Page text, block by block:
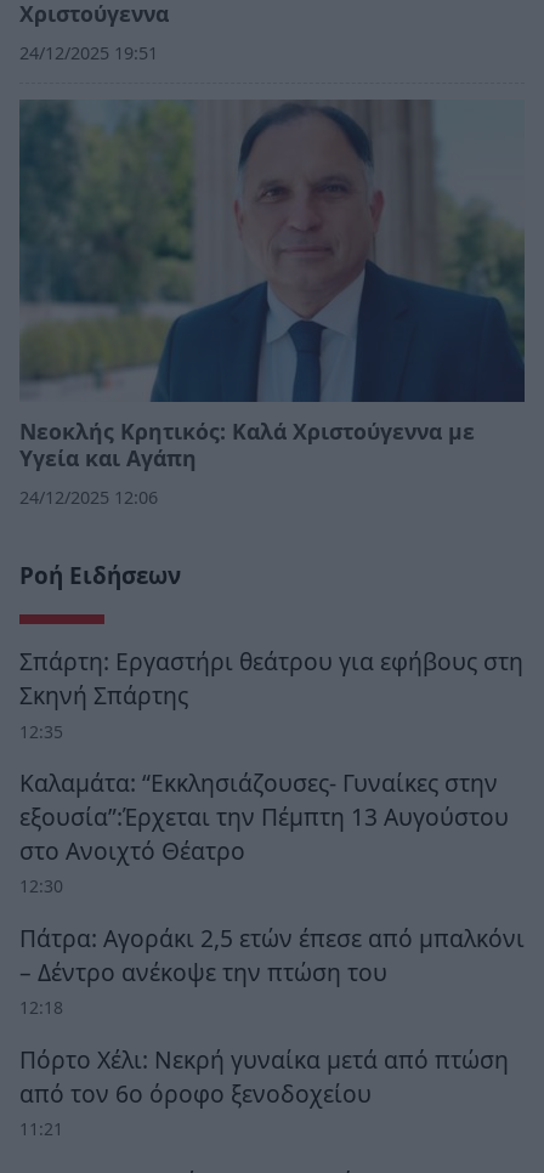
Χριστούγεννα
24/12/2025 19:51
Νεοκλής Κρητικός: Καλά Χριστούγεννα με
Υγεία και Αγάπη
24/12/2025 12:06
Ροή Ειδήσεων
Σπάρτη: Εργαστήρι θεάτρου για εφήβους στη
Σκηνή Σπάρτης
12:35
Καλαμάτα: “Εκκλησιάζουσες- Γυναίκες στην
εξουσία”:Έρχεται την Πέμπτη 13 Αυγούστου
στο Ανοιχτό Θέατρο
12:30
Πάτρα: Αγοράκι 2,5 ετών έπεσε από μπαλκόνι
– Δέντρο ανέκοψε την πτώση του
12:18
Πόρτο Χέλι: Νεκρή γυναίκα μετά από πτώση
από τον 6ο όροφο ξενοδοχείου
11:21